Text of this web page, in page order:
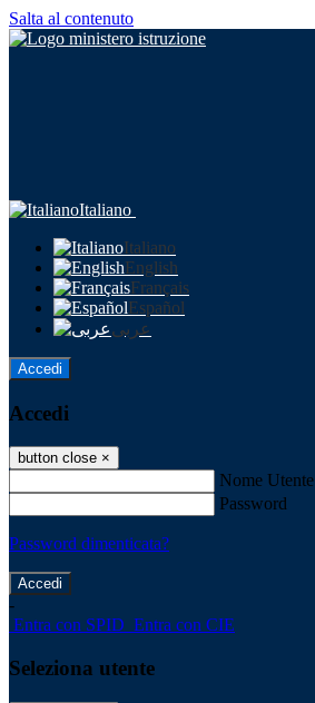
Salta al contenuto
Italiano
Italiano
English
Français
Español
عربى
Accedi
Accedi
button close ×
Nome Utente
Password
Password dimenticata?
-
Entra con SPID Entra con CIE
Seleziona utente